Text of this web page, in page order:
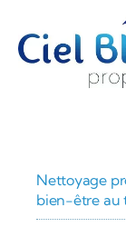
contenu
Nettoyage
bien-être au